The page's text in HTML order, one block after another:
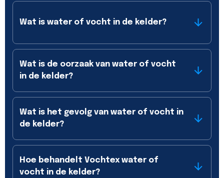
Wat is water of vocht in de kelder?
Wat is de oorzaak van water of vocht
in de kelder?
Wat is het gevolg van water of vocht in
de kelder?
Hoe behandelt Vochtex water of
vocht in de kelder?